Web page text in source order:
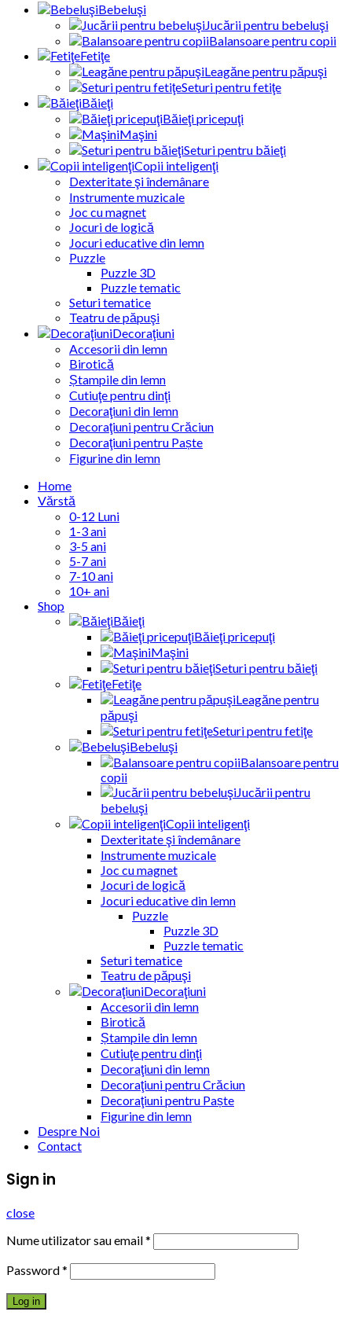
Bebeluşi
Jucării pentru bebeluşi
Balansoare pentru copii
Fetiţe
Leagăne pentru păpuşi
Seturi pentru fetiţe
Băieţi
Băieţi pricepuţi
Maşini
Seturi pentru băieţi
Copii inteligenţi
Dexteritate şi îndemânare
Instrumente muzicale
Joc cu magnet
Jocuri de logică
Jocuri educative din lemn
Puzzle
Puzzle 3D
Puzzle tematic
Seturi tematice
Teatru de păpuşi
Decoraţiuni
Accesorii din lemn
Birotică
Ștampile din lemn
Cutiuţe pentru dinţi
Decoraţiuni din lemn
Decoraţiuni pentru Crăciun
Decoraţiuni pentru Paște
Figurine din lemn
Home
Vărstă
0-12 Luni
1-3 ani
3-5 ani
5-7 ani
7-10 ani
10+ ani
Shop
Băieţi
Băieţi pricepuţi
Maşini
Seturi pentru băieţi
Fetiţe
Leagăne pentru
păpuşi
Seturi pentru fetiţe
Bebeluşi
Balansoare pentru
copii
Jucării pentru
bebeluşi
Copii inteligenţi
Dexteritate şi îndemânare
Instrumente muzicale
Joc cu magnet
Jocuri de logică
Jocuri educative din lemn
Puzzle
Puzzle 3D
Puzzle tematic
Seturi tematice
Teatru de păpuşi
Decoraţiuni
Accesorii din lemn
Birotică
Ștampile din lemn
Cutiuţe pentru dinţi
Decoraţiuni din lemn
Decoraţiuni pentru Crăciun
Decoraţiuni pentru Paște
Figurine din lemn
Despre Noi
Contact
Sign in
close
Nume utilizator sau email*
Password*
Log in